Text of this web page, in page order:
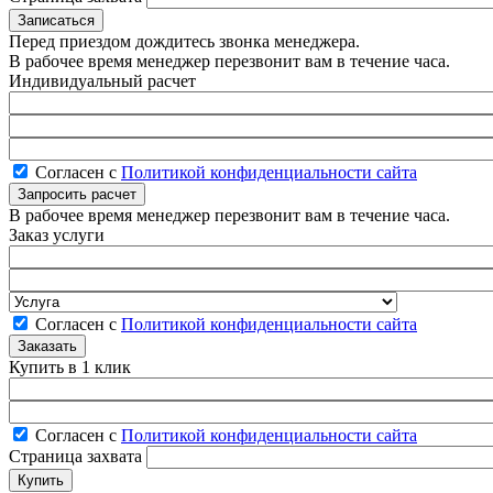
Перед приездом дождитесь звонка менеджера.
В рабочее время менеджер перезвонит вам в течение часа.
Индивидуальный расчет
Согласен с Политикой конфиденциальности сайта
В рабочее время менеджер перезвонит вам в течение часа.
Заказ услуги
Согласен с Политикой конфиденциальности сайта
Купить в 1 клик
Согласен с Политикой конфиденциальности сайта
Страница захвата